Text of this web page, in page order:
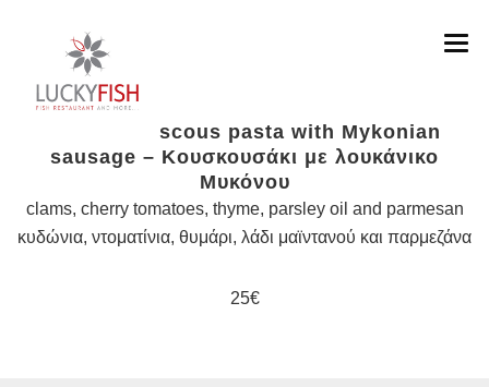
MENU COCKTAILS & DRINKS
Pearls couscous pasta with Mykonian
sausage – Κουσκουσάκι με λουκάνικο
Μυκόνου
clams, cherry tomatoes, thyme, parsley oil and parmesan
κυδώνια, ντοματίνια, θυμάρι, λάδι μαϊντανού και παρμεζάνα
25€